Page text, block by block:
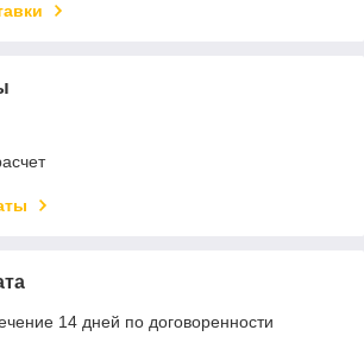
14 дней по договоренности